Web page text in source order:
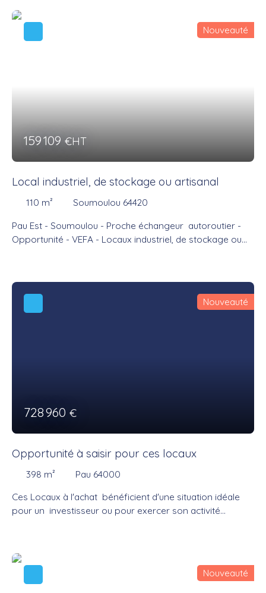
159 109 €HT
Nouveauté
Local industriel, de stockage ou artisanal
110 m²
Soumoulou 64420
Pau Est - Soumoulou - Proche échangeur autoroutier -
Opportunité - VEFA - Locaux industriel, de stockage ou
728 960 €
Nouveauté
Opportunité à saisir pour ces locaux
398 m²
Pau 64000
Ces Locaux à l'achat bénéficient d'une situation idéale
pour un investisseur ou pour exercer son activité
ou de transport à proximité immédiate. D'une surface
rare en centre-ville ils vous permettront de réussir votre
projet d'entreprise. N'hésitez pas à nous contacter pour
Nouveauté